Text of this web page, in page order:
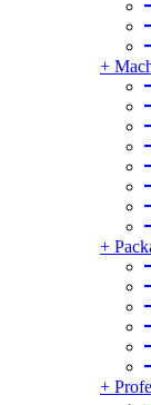
+
+
+